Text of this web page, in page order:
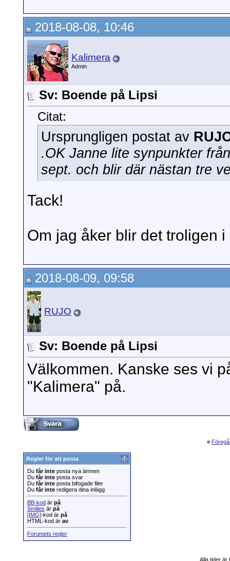
2018-08-08, 10:46
Kalimera
Admin
Sv: Boende på Lipsi
Citat:
Ursprungligen postat av
.OK Janne lite synpunkter
sept. och blir där nästan tre
Tack!
Om jag åker blir det troligen
2018-08-09, 09:58
RUJO
Sv: Boende på Lipsi
Välkommen. Kanske ses vi
"Kalimera" på.
«
Regler för att posta
Du får inte posta nya ämnen
Du får inte posta svar
Du får inte posta bifogade filer
Du får inte redigera dina inlägg
BB-kod är på
Smilies är på
[IMG]-kod är på
HTML-kod är av
Forumets regler
Alla tider är